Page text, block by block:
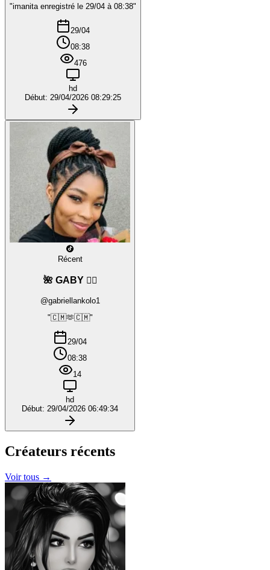
"imanita enregistré le 29/04 à 08:38"
29/04
08:38
476
hd
Début: 29/04/2026 08:29:25
Récent
🌺 GABY ❤️‍🔥
@gabriellankolo1
"🇨🇲🫶🇨🇲"
29/04
08:38
14
hd
Début: 29/04/2026 06:49:34
Créateurs récents
Voir tous →